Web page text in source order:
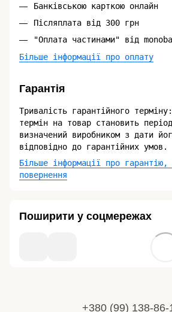
Банківською карткою онлайн
Післяплата від 300 грн
"Оплата частинами" від
Більше інформації про оплату
Гарантія
Тривалість гарантійного
термін на товар становить період
визначений виробником з дати
відповідно до гарантійних умов.
Більше інформації про гарантію,
повернення
Поширити у соцмережах
+380 (99) 138-86-